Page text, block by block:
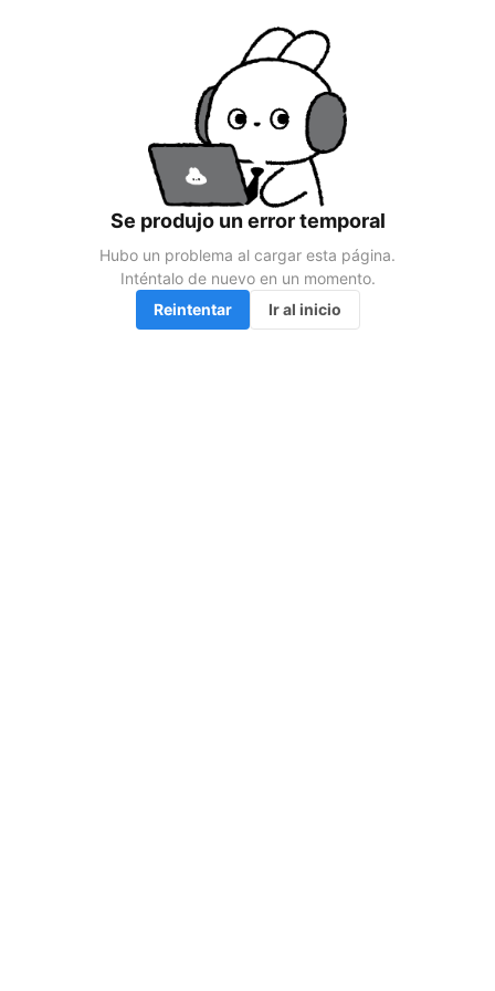
Se produjo un error temporal
Hubo un problema al cargar esta página.
Inténtalo de nuevo en un momento.
Reintentar
Ir al inicio